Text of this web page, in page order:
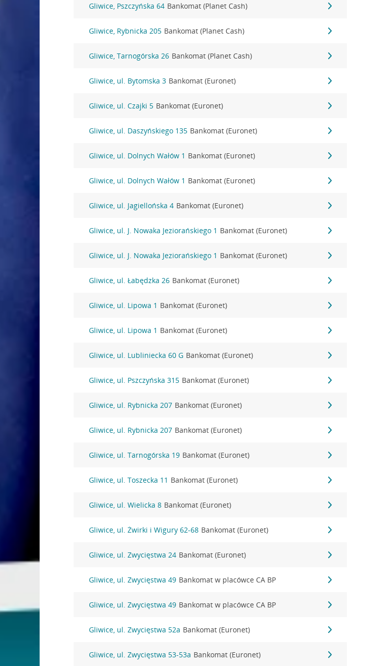
Gliwice, Pszczyńska 64 Bankomat (Planet Cash)
Gliwice, Rybnicka 205 Bankomat (Planet Cash)
Gliwice, Tarnogórska 26 Bankomat (Planet Cash)
Gliwice, ul. Bytomska 3 Bankomat (Euronet)
Gliwice, ul. Czajki 5 Bankomat (Euronet)
Gliwice, ul. Daszyńskiego 135 Bankomat (Euronet)
Gliwice, ul. Dolnych Wałów 1 Bankomat (Euronet)
Gliwice, ul. Dolnych Wałów 1 Bankomat (Euronet)
Gliwice, ul. Jagiellońska 4 Bankomat (Euronet)
Gliwice, ul. J. Nowaka Jeziorańskiego 1 Bankomat (Euronet)
Gliwice, ul. J. Nowaka Jeziorańskiego 1 Bankomat (Euronet)
Gliwice, ul. Łabędzka 26 Bankomat (Euronet)
Gliwice, ul. Lipowa 1 Bankomat (Euronet)
Gliwice, ul. Lipowa 1 Bankomat (Euronet)
Gliwice, ul. Lubliniecka 60 G Bankomat (Euronet)
Gliwice, ul. Pszczyńska 315 Bankomat (Euronet)
Gliwice, ul. Rybnicka 207 Bankomat (Euronet)
Gliwice, ul. Rybnicka 207 Bankomat (Euronet)
Gliwice, ul. Tarnogórska 19 Bankomat (Euronet)
Gliwice, ul. Toszecka 11 Bankomat (Euronet)
Gliwice, ul. Wielicka 8 Bankomat (Euronet)
Gliwice, ul. Żwirki i Wigury 62-68 Bankomat (Euronet)
Gliwice, ul. Zwycięstwa 24 Bankomat (Euronet)
Gliwice, ul. Zwycięstwa 49 Bankomat w placówce CA BP
Gliwice, ul. Zwycięstwa 49 Bankomat w placówce CA BP
Gliwice, ul. Zwycięstwa 52a Bankomat (Euronet)
Gliwice, ul. Zwycięstwa 53-53a Bankomat (Euronet)